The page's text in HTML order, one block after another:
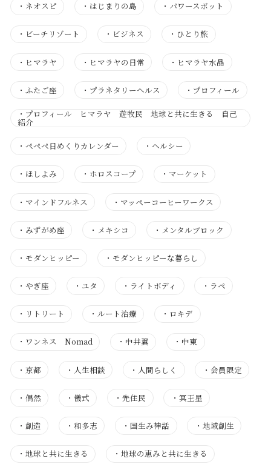
・ ネオスピ ・ はじまりの島 ・ パワースポット
・ ビーチリゾート ・ ビジネス ・ ひとり旅
・ ヒマラヤ ・ ヒマラヤの日常 ・ ヒマラヤ水晶
・ ふたご座 ・ プラネタリーヘルス ・ プロフィール
・ プロフィール ヒマラヤ 遊牧民 地球と共に生きる 自己
紹介
・ ぺぺぺ日めくりカレンダー ・ヘルシー
・ ほしよみ ・ ホロスコープ ・ マーケット
・ マインドフルネス ・ マッペーコーヒーワークス
・ みずがめ座 ・ メキシコ ・ メンタルブロック
・ モダンヒッピー ・ モダンヒッピーな暮らし
・ やぎ座 ・ ユタ ・ ライトボディ ・ ラペ
・ リトリート ・ルート治療 ・ ロキデ
・ ワンネス Nomad ・ 中井翼 ・ 中東
・ 京都 ・ 人生相談 ・ 人間らしく ・ 会員限定
・ 偶然 ・儀式 ・先住民 ・ 冥王星
・ 創造 ・和多志 ・ 国生み神話 ・ 地域創生
・ 地球と共に生きる ・地球の恵みと共に生きる